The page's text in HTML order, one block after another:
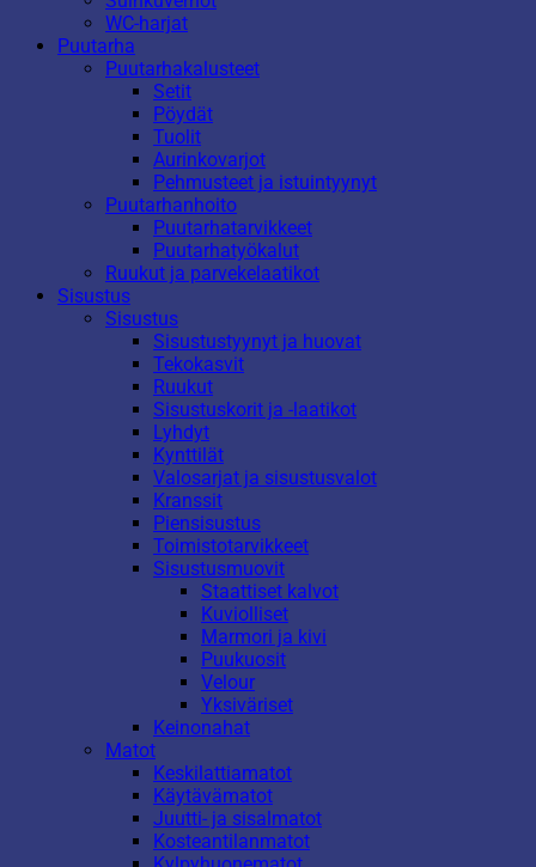
WC-harjat
Puutarha
Puutarhakalusteet
Setit
Pöydät
Tuolit
Aurinkovarjot
Pehmusteet ja istuintyynyt
Puutarhanhoito
Puutarhatarvikkeet
Puutarhatyökalut
Ruukut ja parvekelaatikot
Sisustus
Sisustus
Sisustustyynyt ja huovat
Tekokasvit
Ruukut
Sisustuskorit ja -laatikot
Lyhdyt
Kynttilät
Valosarjat ja sisustusvalot
Kranssit
Piensisustus
Toimistotarvikkeet
Sisustusmuovit
Staattiset kalvot
Kuviolliset
Marmori ja kivi
Puukuosit
Velour
Yksiväriset
Keinonahat
Matot
Keskilattiamatot
Käytävämatot
Juutti- ja sisalmatot
Kosteantilanmatot